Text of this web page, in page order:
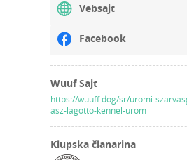
Vebsajt
Facebook
Wuuf Sajt
https://wuuff.dog/sr/uromi-
asz-lagotto-kennel-urom
Klupska članarina